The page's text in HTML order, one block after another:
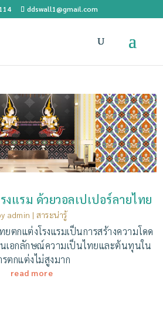
ddswall1@gmail.com
งแรม ด้วยวอลเปเปอร์ลายไทย
admin | สาระน่ารู้
ยตกแต่งโรงแรมเป็นการสร้างความโดด
นเอกลักษณ์ความเป็นไทยและต้นทุนใน
รตกแต่งไม่สูงมาก
read more